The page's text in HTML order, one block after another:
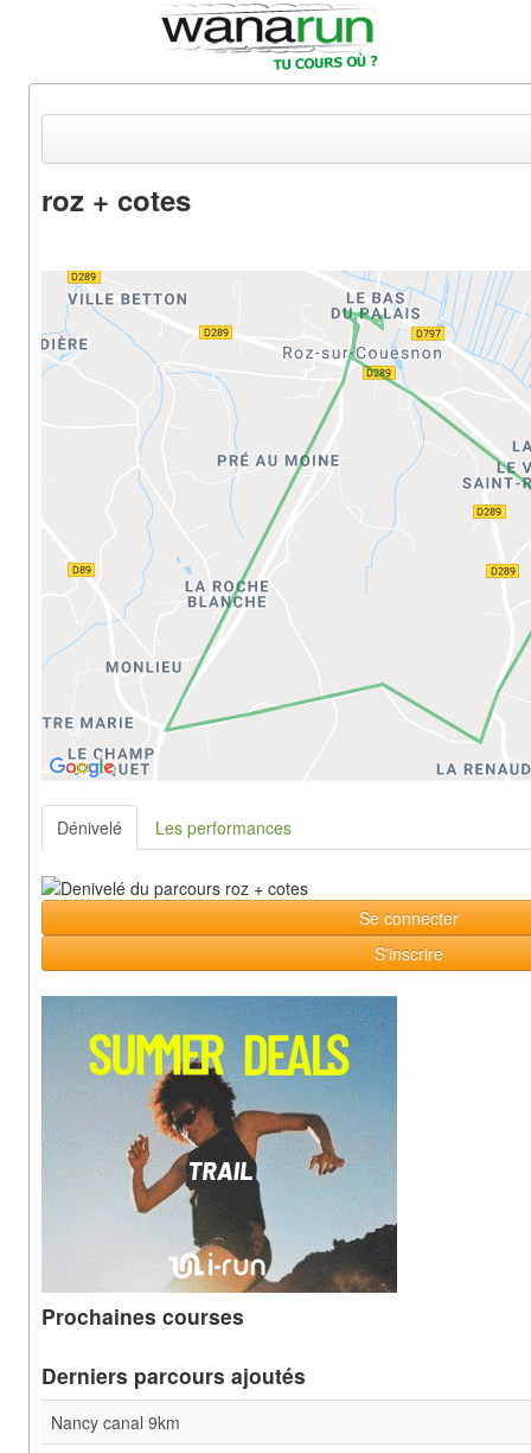
Equipements & Tests
Parcours & Courses
Outils & Réseaux
roz + cotes
Dénivelé Les performances
Se connecter
S'inscrire
Prochaines courses
Derniers parcours ajoutés
Nancy canal 9km